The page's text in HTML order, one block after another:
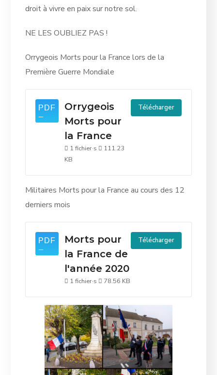
droit à vivre en paix sur notre sol.
NE LES OUBLIEZ PAS !
Orrygeois Morts pour la France lors de la
Première Guerre Mondiale
Orrygeois
Morts pour
la France
1 fichier·s
111.23
KB
Télécharger
Militaires Morts pour la France au cours des 12
derniers mois
Morts pour
la France de
l'année 2020
1 fichier·s 78.56 KB
Télécharger